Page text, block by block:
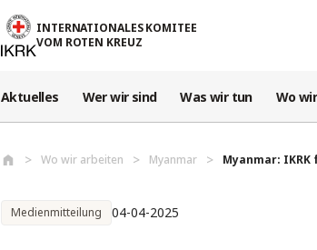
INTERNATIONALES KOMITEE
VOM ROTEN KREUZ
Aktuelles Wer wir sind Was wir tun Wo
Wo wir arbeiten Myanmar Myanmar:
Medienmitteilung 04-04-2025